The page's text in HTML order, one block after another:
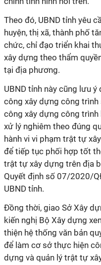
Theo đó, UBND tỉnh yêu
huyện, thị xã, thành phố
chức, chỉ đạo triển khai
xây dựng theo thẩm
tại địa phương.
UBND tỉnh này cũng lưu
công xây dựng công
công xây dựng công
xử lý nghiêm theo đúng
hành vi vi phạm trật tự
để tiếp tục phối hợp tốt
trật tự xây dựng trên địa
Quyết định số 07/2020/
UBND tỉnh.
Đồng thời, giao Sở Xây
kiến nghị Bộ Xây dựng
thiện hệ thống văn bản
để làm cơ sở thực hiện
dựng và quản lý trật tự